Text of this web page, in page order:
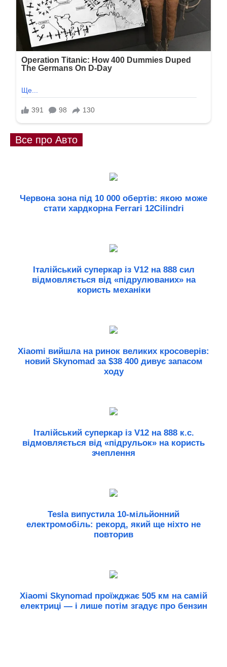
Все про Авто
Червона зона під 10 000 обертів: якою може
стати хардкорна Ferrari 12Cilindri
Італійський суперкар із V12 на 888 сил
відмовляється від «підрулюваних» на
користь механіки
Xiaomi вийшла на ринок великих кросоверів:
новий Skynomad за $38 400 дивує запасом
ходу
Італійський суперкар із V12 на 888 к.с.
відмовляється від «підрульок» на користь
зчеплення
Tesla випустила 10-мільйонний
електромобіль: рекорд, який ще ніхто не
повторив
Xiaomi Skynomad проїжджає 505 км на самій
електриці — і лише потім згадує про бензин